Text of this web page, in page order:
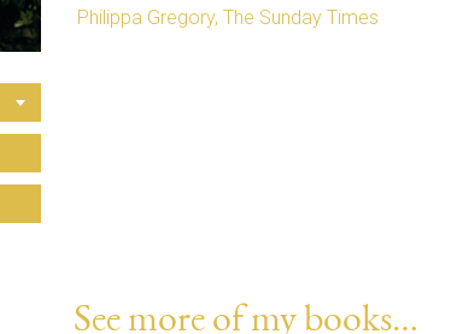
Philippa Gregory, The Sunday Times
See more of my books…